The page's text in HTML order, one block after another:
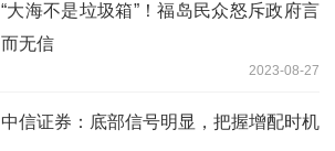
“大海不是垃圾箱”！福岛民众怒斥政府言
而无信
2023-08-27
中信证券：底部信号明显，把握增配时机